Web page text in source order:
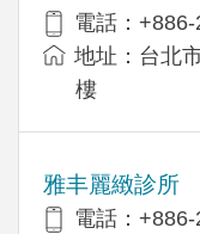
電話：
地址：台北
樓
雅丰麗緻診所
電話：